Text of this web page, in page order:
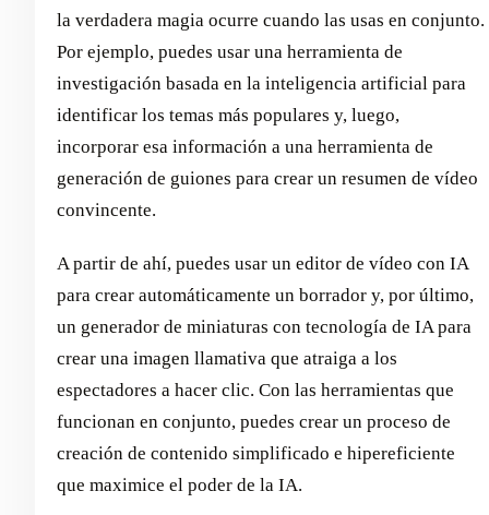
la verdadera magia ocurre cuando las usas en conjunto.
Por ejemplo, puedes usar una herramienta de
investigación basada en la inteligencia artificial para
identificar los temas más populares y, luego,
incorporar esa información a una herramienta de
generación de guiones para crear un resumen de vídeo
convincente.
A partir de ahí, puedes usar un editor de vídeo con IA
para crear automáticamente un borrador y, por último,
un generador de miniaturas con tecnología de IA para
crear una imagen llamativa que atraiga a los
espectadores a hacer clic. Con las herramientas que
funcionan en conjunto, puedes crear un proceso de
creación de contenido simplificado e hipereficiente
que maximice el poder de la IA.